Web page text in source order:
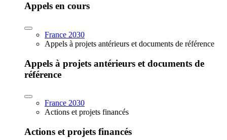
Appels en cours
France 2030
Appels à projets antérieurs et documents de référence
Appels à projets antérieurs et documents de
référence
France 2030
Actions et projets financés
Actions et projets financés